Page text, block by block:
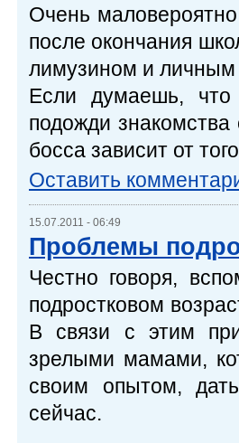
Очень
после окончания
лимузином и
Если думаешь,
подожди
босса зависит от
Оставить
15.07.2011 - 06:49
Проблемы
Честно говоря,
подростковом
В связи с этим
зрелыми мамами,
своим опытом,
сейчас.